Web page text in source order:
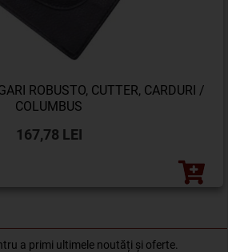
ROBUSTO, CUTTER, CARDURI /
COLUMBUS
167,78 LEI
a primi ultimele noutăți și oferte.